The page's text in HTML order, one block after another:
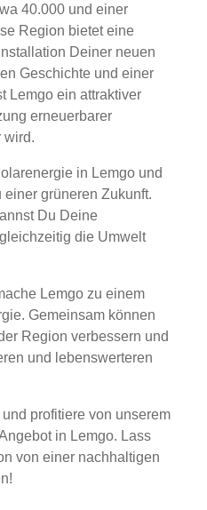
40.000 und einer
Region bietet eine
Deiner neuen
Geschichte und einer
Lemgo ein attraktiver
erneuerbarer
wird.
in Lemgo und
grüneren Zukunft.
Du Deine
die Umwelt
Lemgo zu einem
Gemeinsam können
Region verbessern und
und lebenswerteren
profitiere von unserem
in Lemgo. Lass
von einer nachhaltigen